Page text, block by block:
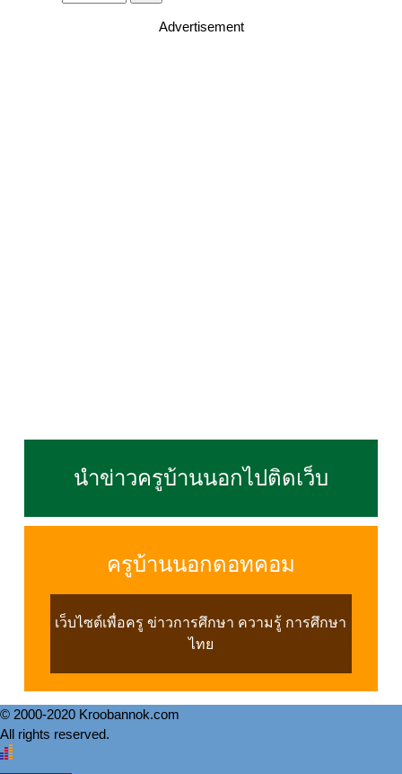
Advertisement
นำข่าวครูบ้านนอกไปติดเว็บ
ครูบ้านนอกดอทคอม
เว็บไซต์เพื่อครู ข่าวการศึกษา ความรู้ การศึกษา
ไทย
© 2000-2020 Kroobannok.com
All rights reserved.